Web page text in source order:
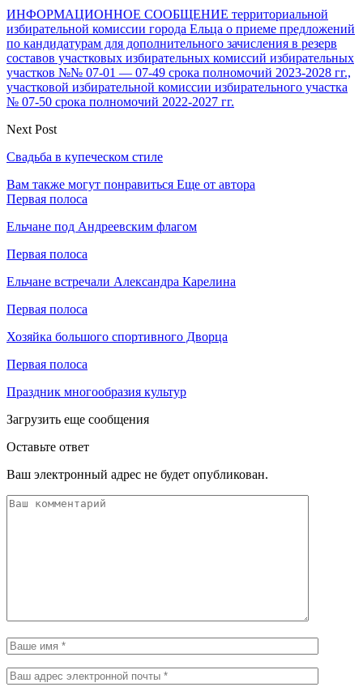
ИНФОРМАЦИОННОЕ СООБЩЕНИЕ территориальной
избирательной комиссии города Ельца о приеме предложений
по кандидатурам для дополнительного зачисления в резерв
составов участковых избирательных комиссий избирательных
участков №№ 07-01 — 07-49 срока полномочий 2023-2028 гг.,
участковой избирательной комиссии избирательного участка
№ 07-50 срока полномочий 2022-2027 гг.
Next Post
Свадьба в купеческом стиле
Вам также могут понравиться Еще от автора
Первая полоса
Ельчане под Андреевским флагом
Первая полоса
Ельчане встречали Александра Карелина
Первая полоса
Хозяйка большого спортивного Дворца
Первая полоса
Праздник многообразия культур
Загрузить еще сообщения
Оставьте ответ
Ваш электронный адрес не будет опубликован.